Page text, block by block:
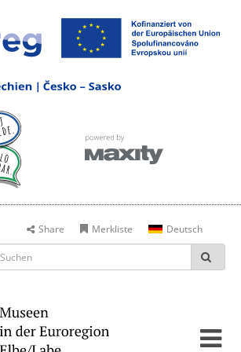
Share Merkliste Deutsch